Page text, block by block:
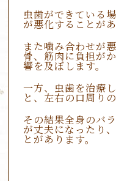
虫歯ができている
が悪化することがあ
また噛み合わせが
骨、筋肉に負担が
響を及ぼします。
一方、虫歯を治療
と、左右の口周り
その結果全身のバ
が丈夫になったり
とがあります。